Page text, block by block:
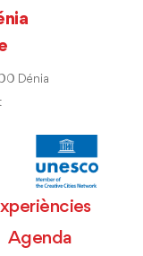
Dénia
Agenda